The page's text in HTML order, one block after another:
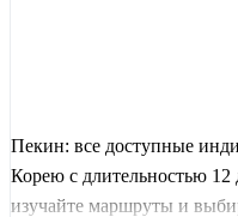
Пекин: все доступные
Корею с длительностью
изучайте маршруты и